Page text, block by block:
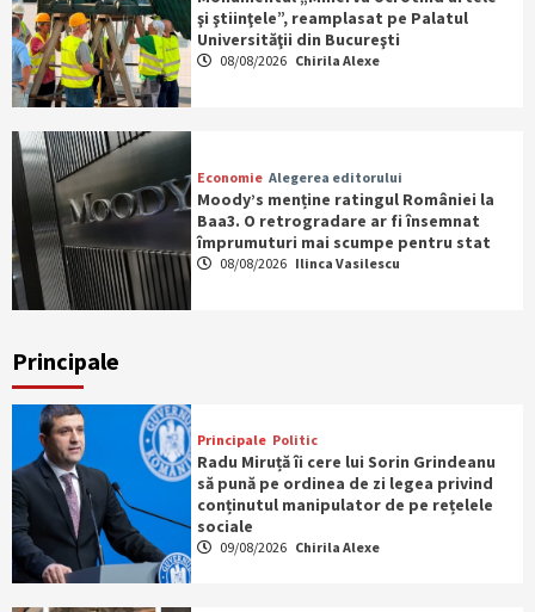
şi ştiinţele”, reamplasat pe Palatul
Universităţii din Bucureşti
08/08/2026 Chirila Alexe
Economie Alegerea editorului
Moody’s menține ratingul României la
Baa3. O retrogradare ar fi însemnat
împrumuturi mai scumpe pentru stat
08/08/2026 Ilinca Vasilescu
Principale
Principale Politic
Radu Miruță îi cere lui Sorin Grindeanu
să pună pe ordinea de zi legea privind
conținutul manipulator de pe rețelele
sociale
09/08/2026 Chirila Alexe